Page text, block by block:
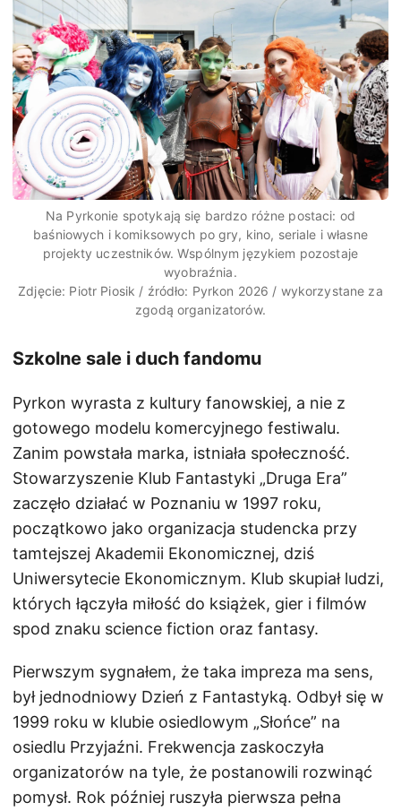
Na Pyrkonie spotykają się bardzo różne postaci: od
baśniowych i komiksowych po gry, kino, seriale i własne
projekty uczestników. Wspólnym językiem pozostaje
wyobraźnia.
Zdjęcie: Piotr Piosik / źródło: Pyrkon 2026 / wykorzystane za
zgodą organizatorów.
Szkolne sale i duch fandomu
Pyrkon wyrasta z kultury fanowskiej, a nie z
gotowego modelu komercyjnego festiwalu.
Zanim powstała marka, istniała społeczność.
Stowarzyszenie Klub Fantastyki „Druga Era”
zaczęło działać w Poznaniu w 1997 roku,
początkowo jako organizacja studencka przy
tamtejszej Akademii Ekonomicznej, dziś
Uniwersytecie Ekonomicznym. Klub skupiał ludzi,
których łączyła miłość do książek, gier i filmów
spod znaku science fiction oraz fantasy.
Pierwszym sygnałem, że taka impreza ma sens,
był jednodniowy Dzień z Fantastyką. Odbył się w
1999 roku w klubie osiedlowym „Słońce” na
osiedlu Przyjaźni. Frekwencja zaskoczyła
organizatorów na tyle, że postanowili rozwinąć
pomysł. Rok później ruszyła pierwsza pełna